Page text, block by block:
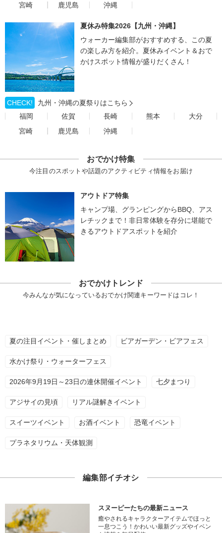
宮崎
鹿児島 沖縄
夏休み特集2026【九州・沖縄】
ウォーカー編集部がおすすめする、この夏
の楽しみ方を紹介。夏休みイベント＆おで
かけスポット情報が盛りだくさん！
CHECK!
九州・沖縄の夏祭りはこちら
福岡
佐賀 長崎 熊本
大分
宮崎
鹿児島 沖縄
おでかけ特集
今注目のスポットや話題のアクティビティ情報をお届け
アウトドア特集
キャンプ場、グランピングからBBQ、アス
レチックまで！非日常体験を存分に堪能で
きるアウトドアスポットを紹介
おでかけトレンド
今みんなが気になっているおでかけ関連キーワードはコレ！
夏の注目イベント・催しまとめ ビアガーデン・ビアフェス
水かけ祭り・ウォーターフェス
2026年9月19日～23日の連休開催イベント 七夕まつり
アジサイの見頃 リアル謎解きイベント
スイーツイベント お酒イベント 恐竜イベント
プラネタリウム・天体観測
編集部イチオシ
スヌーピーたちの最新ニュース
癒やされるキャラクターアイテムでほっと
一息つこう！かわいい最新グッズやイベン